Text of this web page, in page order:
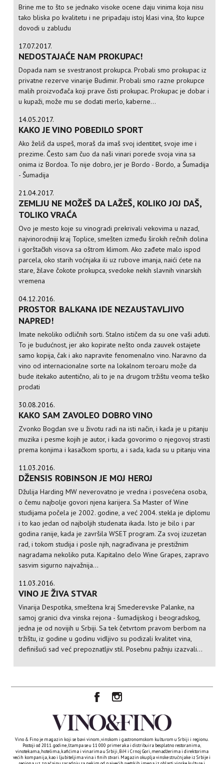
Brine me to što se jednako visoke ocene daju vinima koja nisu
tako bliska po kvalitetu i ne pripadaju istoj klasi vina, što kupce
dovodi u zabludu
17.07.2017.
NEDOSTAJAĆE NAM PROKUPAC!
Dopada nam se svestranost prokupca. Probali smo prokupac iz
privatne rezerve vinarije Budimir. Probali smo razne prokupce
malih proizvođača koji prave čisti prokupac. Prokupac je dobar i
u kupaži, može mu se dodati merlo, kaberne...
14.05.2017.
KAKO JE VINO POBEDILO SPORT
Ako želiš da uspeš, moraš da imaš svoj identitet, svoje ime i
prezime. Često sam čuo da naši vinari porede svoja vina sa
onima iz Bordoa. To nije dobro, jer je Bordo - Bordo, a Šumadija
- Šumadija
21.04.2017.
ZEMLJU NE MOŽEŠ DA LAŽEŠ, KOLIKO JOJ DAŠ,
TOLIKO VRAĆA
Ovo je mesto koje su vinogradi prekrivali vekovima u nazad,
najvinorodniji kraj Toplice, smešten između širokih rečnih dolina
i gorštačkih visova sa oštrom klimom. Ako zađete malo ispod
parcela, oko starih voćnjaka ili uz rubove imanja, naići ćete na
stare, žilave čokote prokupca, svedoke nekih slavnih vinarskih
vremena
04.12.2016.
PROSTOR BALKANA IDE NEZAUSTAVLJIVO
NAPRED!
Imate nekoliko odličnih sorti. Stalno ističem da su one vaši aduti.
To je budućnost, jer ako kopirate nešto onda zauvek ostajete
samo kopija, čak i ako napravite fenomenalno vino. Naravno da
vino od internacionalne sorte na lokalnom teroaru može da
bude itekako autentično, ali to je na drugom tržištu veoma teško
prodati
30.08.2016.
KAKO SAM ZAVOLEO DOBRO VINO
Zvonko Bogdan sve u životu radi na isti način, i kada je u pitanju
muzika i pesme kojih je autor, i kada govorimo o njegovoj strasti
prema konjima i kasačkom sportu, a i sada, kada su u pitanju vina
11.03.2016.
DŽENSIS ROBINSON JE MOJ HEROJ
Džulija Harding MW neverovatno je vredna i posvećena osoba,
o čemu najbolje govori njena karijera. Sa Master of Wine
studijama počela je 2002. godine, a već 2004. stekla je diplomu
i to kao jedan od najboljih studenata ikada. Isto je bilo i par
godina ranije, kada je završila WSET program. Za svoj izuzetan
rad, i tokom studija i posle njih, nagrađivana je prestižnim
nagradama nekoliko puta. Kapitalno delo Wine Grapes, zapravo
sasvim sigurno najvažnija...
11.03.2016.
VINO JE ŽIVA STVAR
Vinarija Despotika, smeštena kraj Smederevske Palanke, na
samoj granici dva vinska rejona - šumadijskog i beogradskog,
jedna je od novijih u Srbiji. Sa tek četvrtom pravom berbom na
tržištu, iz godine u godinu vidljivo su podizali kvalitet vina,
definišući sad već prepoznatljiv stil. Posebnu pažnju izazvali...
Vino & Fino je magazin koji se bavi vinom, vinskom i gastronomskom kulturom u Srbiji i regionu.
Postoji od 2011. godine, štampa se u 11 000 primeraka i distribuira besplatno restoranima,
vinotekama, hotelima, kafićima i vinarima u Srbiji, BiH i Crnoj Gori, menadžerima i direktorima
većih kompanija, kao i ljubiteljima vina i finih stvari. Magazin okuplja vinske stručnjake iz Srbije i